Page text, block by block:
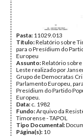
Pasta: 11029.013
Título:Relatório sobre
para o Presídium do
Europeu
Assunto:Relatório
Leste realizado por
Grupo de Democratas
Parlamento Europeu,
Presídium do Partido
Europeu.
Data: c. 1982
Fundo:Arquivo da
Timorense - TAPOL
Tipo Documental:
Página(s): 10